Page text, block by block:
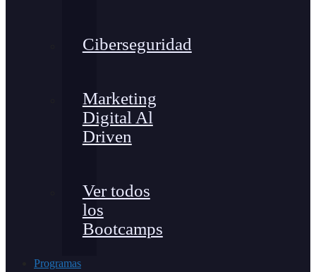
Ciberseguridad
Marketing
Digital Al
Driven
Ver todos
los
Bootcamps
Programas